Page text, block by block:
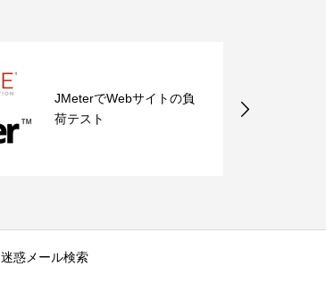
JMeterでWebサイトの負
荷テスト
迷惑メール検索